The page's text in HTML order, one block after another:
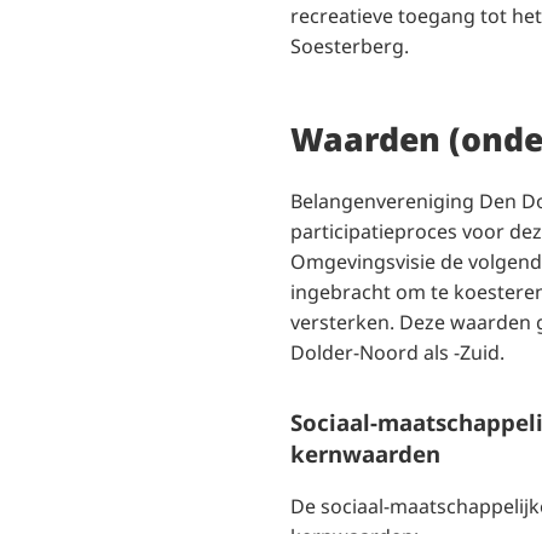
recreatieve toegang tot
Soesterberg.
Waarden
Belangenvereniging Den
participatieproces voor
Omgevingsvisie de
ingebracht om te
versterken. Deze waarden
Dolder-Noord als -Zuid.
Sociaal-
kernwaarden
De sociaal-